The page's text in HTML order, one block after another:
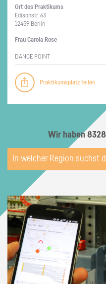
Ort des Prak­ti­kums
Edi­son­str. 63
12459 Ber­lin
Frau Ca­ro­la Rose
DANCE POINT
Praktikumsplatz teilen
Wir haben